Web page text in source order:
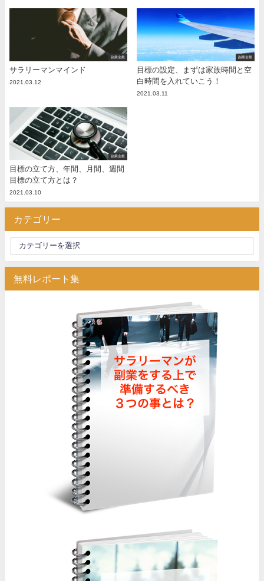
副業全般
サラリーマンマインド
2021.03.12
副業全般
目標の設定、まずは家族時間と空
白時間を入れていこう！
2021.03.11
副業全般
目標の立て方、年間、月間、週間
目標の立て方とは？
2021.03.10
カテゴリー
無料レポート集